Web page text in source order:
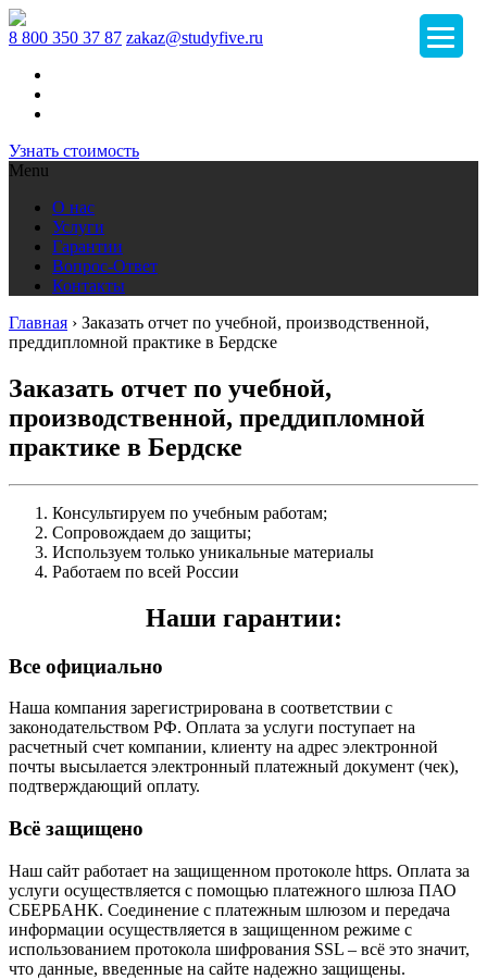
8 800 350 37 87 zakaz@studyfive.ru
Узнать стоимость
Menu
О нас
Услуги
Гарантии
Вопрос-Ответ
Контакты
Главная › Заказать отчет по учебной, производственной,
преддипломной практике в Бердске
Заказать отчет по учебной,
производственной, преддипломной
практике в Бердске
Консультируем по учебным работам;
Сопровождаем до защиты;
Используем только уникальные материалы
Работаем по всей России
Наши гарантии:
Все официально
Наша компания зарегистрирована в соответствии с
законодательством РФ. Оплата за услуги поступает на
расчетный счет компании, клиенту на адрес электронной
почты высылается электронный платежный документ (чек),
подтверждающий оплату.
Всё защищено
Наш сайт работает на защищенном протоколе https. Оплата за
услуги осуществляется с помощью платежного шлюза ПАО
СБЕРБАНК. Соединение с платежным шлюзом и передача
информации осуществляется в защищенном режиме с
использованием протокола шифрования SSL – всё это значит,
что данные, введенные на сайте надежно защищены.